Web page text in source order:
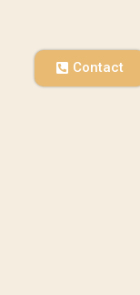
Contact